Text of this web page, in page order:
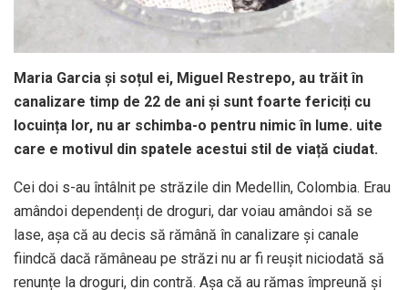
Maria Garcia și soțul ei, Miguel Restrepo, au trăit în
canalizare timp de 22 de ani și sunt foarte fericiți cu
locuința lor, nu ar schimba-o pentru nimic în lume. uite
care e motivul din spatele acestui stil de viață ciudat.
Cei doi s-au întâlnit pe străzile din Medellin, Colombia. Erau
amândoi dependenți de droguri, dar voiau amândoi să se
lase, așa că au decis să rămână în canalizare și canale
fiindcă dacă rămâneau pe străzi nu ar fi reușit niciodată să
renunțe la droguri, din contră. Așa că au rămas împreună și